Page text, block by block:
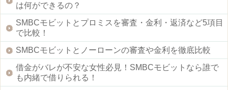
は何ができるの？
SMBCモビットとプロミスを審査・金利・返済など5項目
で比較！
SMBCモビットとノーローンの審査や金利を徹底比較
借金がバレが不安な女性必見！SMBCモビットなら誰で
も内緒で借りられる！